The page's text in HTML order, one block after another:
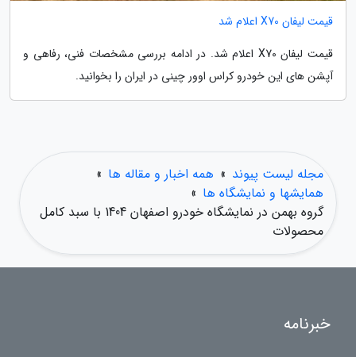
قیمت لیفان X70 اعلام شد
قیمت لیفان X70 اعلام شد. در ادامه بررسی مشخصات فنی، رفاهی و
آپشن های این خودرو کراس اوور چینی در ایران را بخوانید.
مجله لیست پیوند » همه اخبار و مقاله ها »
همایشها و نمایشگاه ها »
گروه بهمن در نمایشگاه خودرو اصفهان 1404 با سبد کامل
محصولات
خبرنامه